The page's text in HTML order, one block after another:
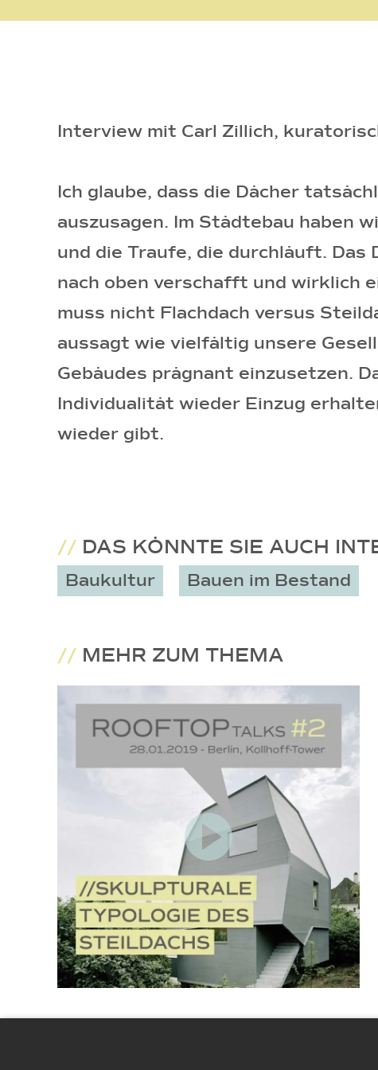
Interview mit Carl Zillich,
Ich glaube, dass die Dächer
auszusagen. Im Städtebau haben
und die Traufe, die durchläuft. Das
nach oben verschafft und wirklich
muss nicht Flachdach versus
aussagt wie vielfältig unsere
Gebäudes prägnant einzusetzen.
Individualität wieder Einzug
wieder gibt.
// DAS KÖNNTE SIE AUCH
Baukultur Bauen im Bestand
// MEHR ZUM THEMA